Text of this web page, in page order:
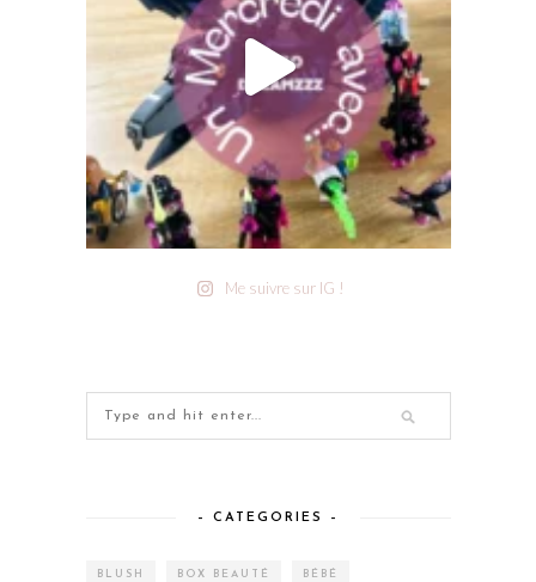
Me suivre sur IG !
– CATEGORIES –
BLUSH BOX BEAUTÉ BÉBÉ